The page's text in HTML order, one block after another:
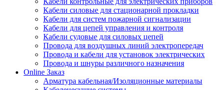
Кабели силовые для стационарной прокладки
Кабели для систем пожарной сигнализации
Кабели для цепей управления и контроля
Кабели судовые для силовых цепей
Провода для воздушных линий электропередач
Провода и кабели для установок электрических
Провода и шнуры различного назначения
Online Заказ
Арматура кабельная/Изоляционные материалы